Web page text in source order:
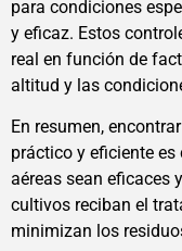
para condiciones
y eficaz. Estos
real en función de
altitud y las
En resumen,
práctico y eficiente
aéreas sean eficaces
cultivos reciban el
minimizan los